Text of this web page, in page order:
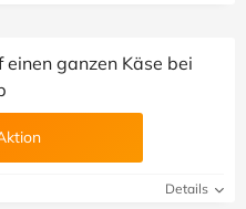
ganzen Käse bei
Details